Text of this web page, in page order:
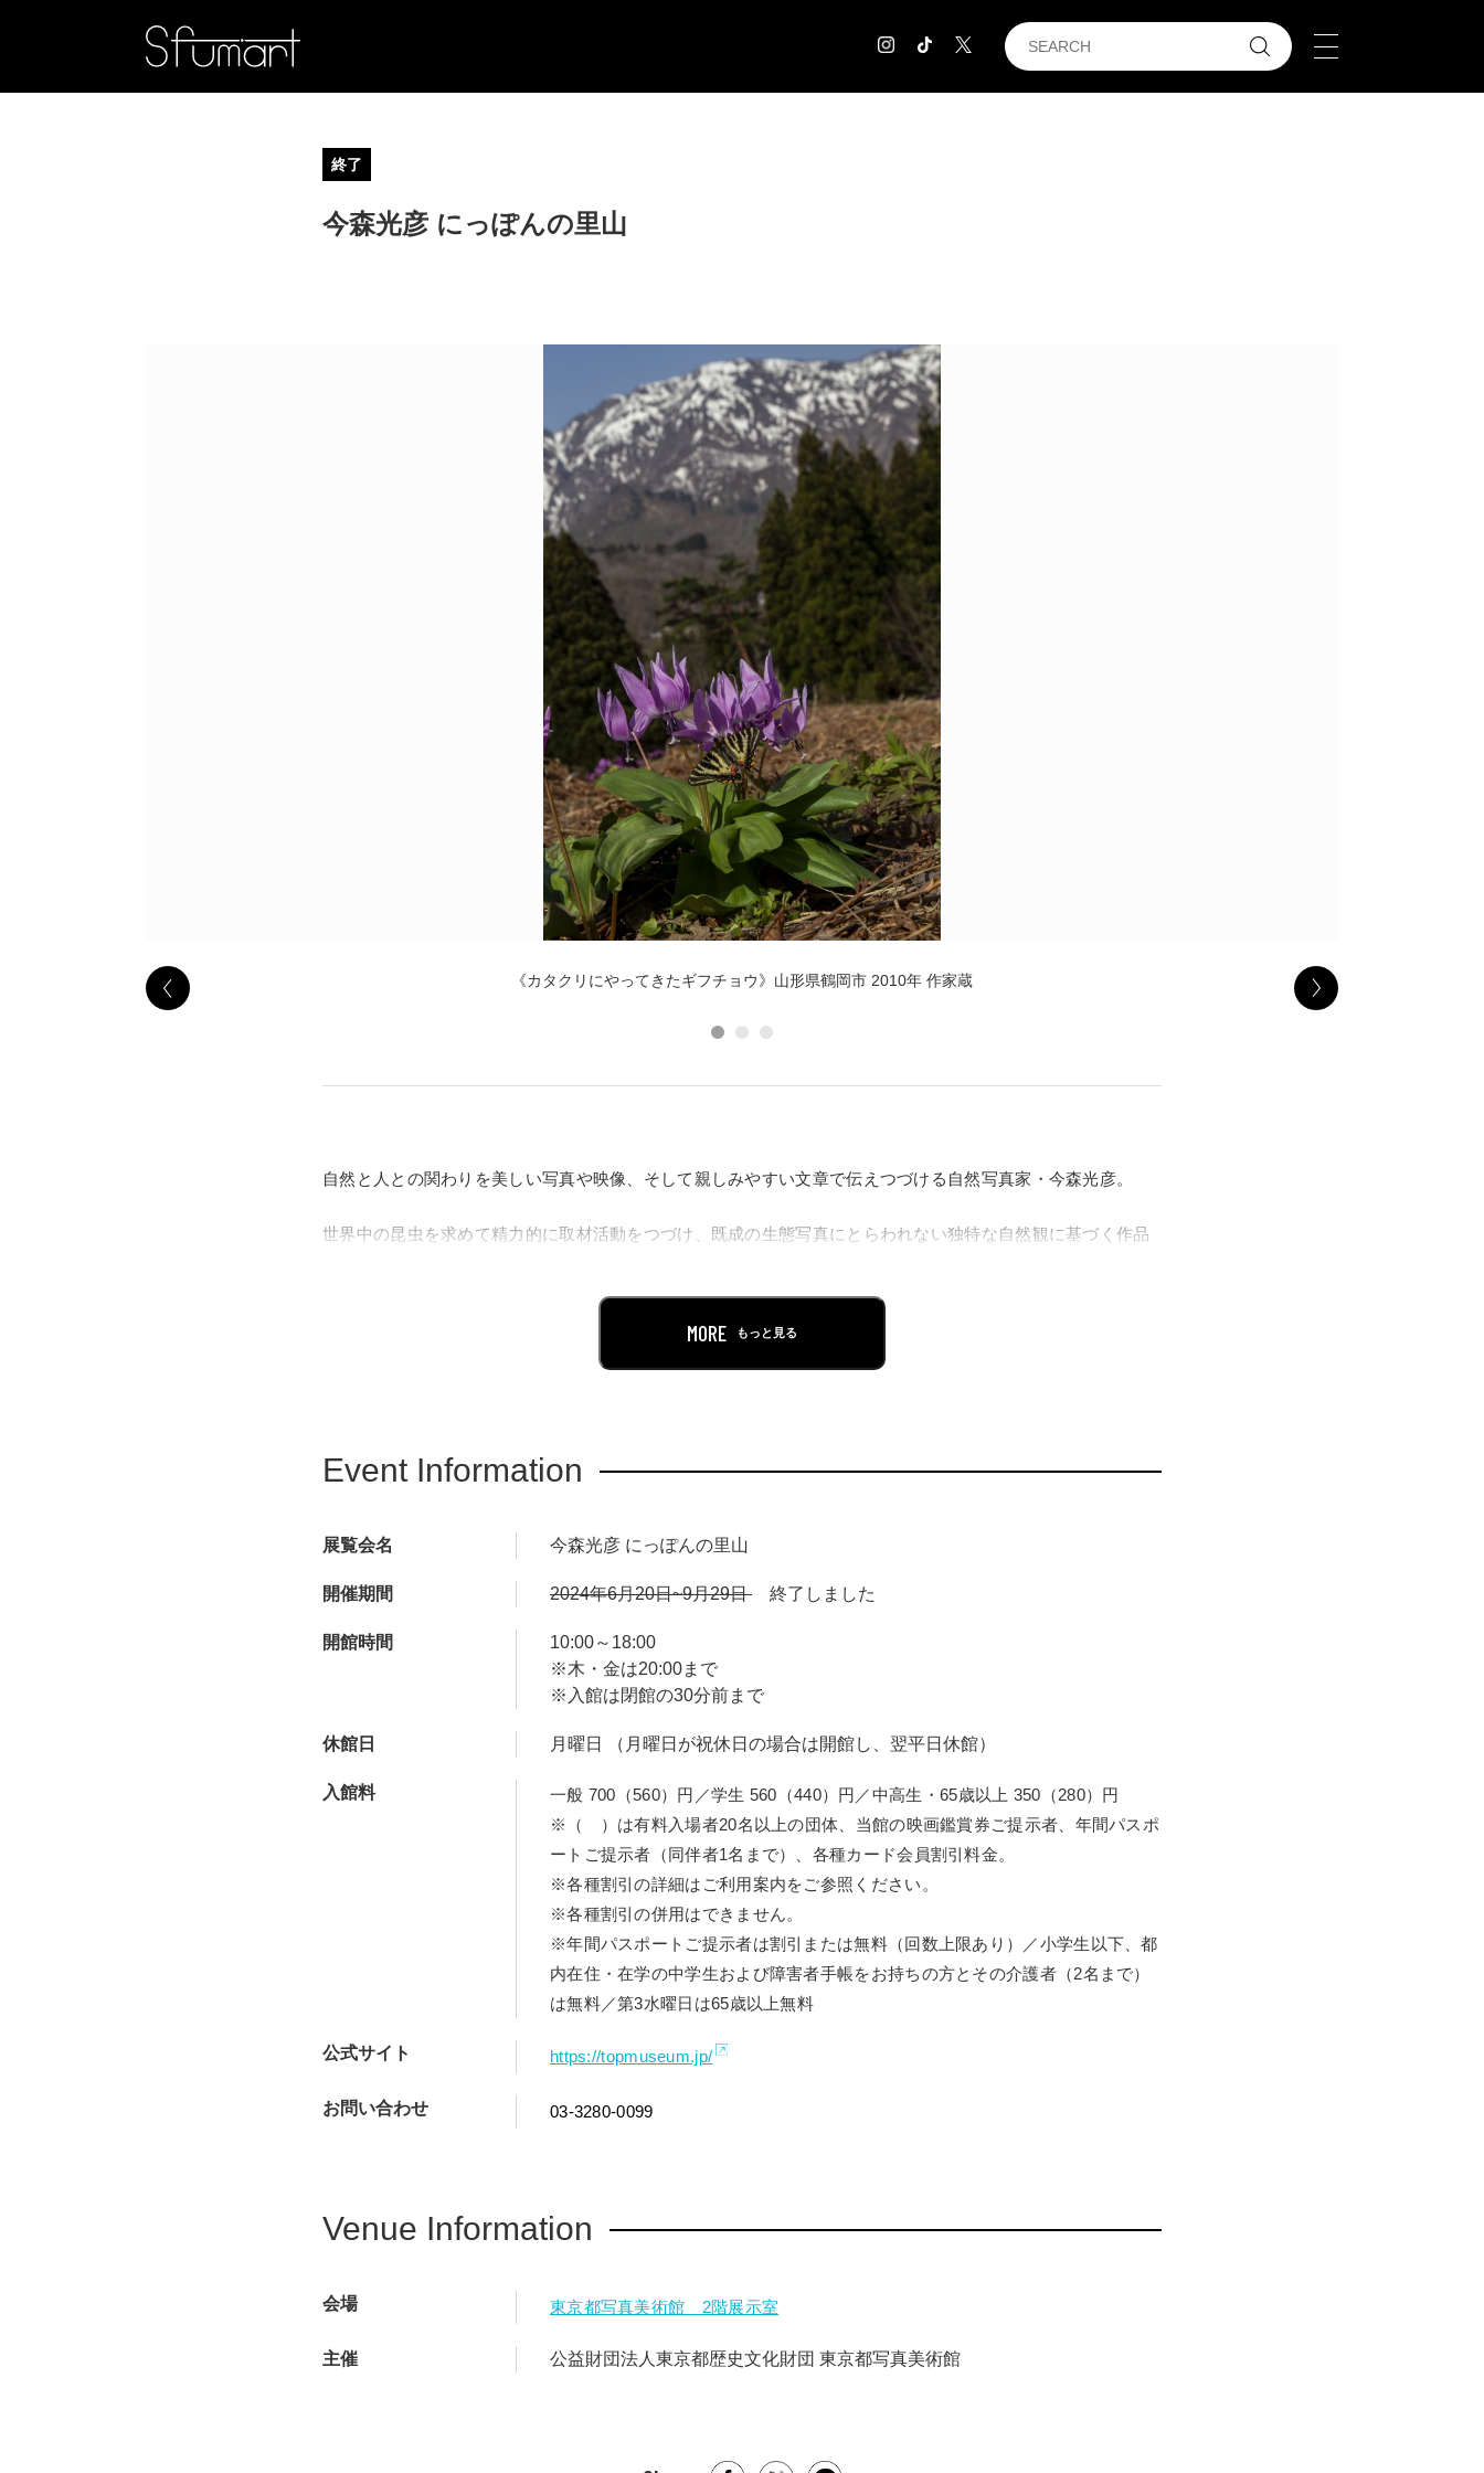
CONTACT お問合せ
POLICY COMPANY
終了
今森光彦 にっぽんの里山
《カタクリにやってきたギフチョウ》山形県鶴岡市 2010年 作家蔵
自然と人との関わりを美しい写真や映像、そして親しみやすい文章で伝えつづける自然写真家・今森光彦。
世界中の昆虫を求めて精力的に取材活動をつづけ、既成の生態写真にとらわれない独特な自然観に基づく作品
絶妙なバランスで生み出される日本の「里山」の撮影も続けてきました。
本展は、その「里山」の集大成として、過去最大の約190点を一挙紹介する展覧会です。
MORE もっと見る
Event Information
展覧会名 今森光彦 にっぽんの里山
開催期間 2024年6月20日~9月29日 終了しました
開館時間
10:00～18:00
※木・金は20:00まで
※入館は閉館の30分前まで
休館日 月曜日 （月曜日が祝休日の場合は開館し、翌平日休館）
入館料
一般 700（560）円／学生 560（440）円／中高生・65歳以上 350（280）円
※（ ）は有料入場者20名以上の団体、当館の映画鑑賞券ご提示者、年間パスポ
ートご提示者（同伴者1名まで）、各種カード会員割引料金。
※各種割引の詳細はご利用案内をご参照ください。
※各種割引の併用はできません。
※年間パスポートご提示者は割引または無料（回数上限あり）／小学生以下、都
内在住・在学の中学生および障害者手帳をお持ちの方とその介護者（2名まで）
は無料／第3水曜日は65歳以上無料
公式サイト https://topmuseum.jp/
お問い合わせ 03-3280-0099
Venue Information
会場 東京都写真美術館 2階展示室
主催 公益財団法人東京都歴史文化財団 東京都写真美術館